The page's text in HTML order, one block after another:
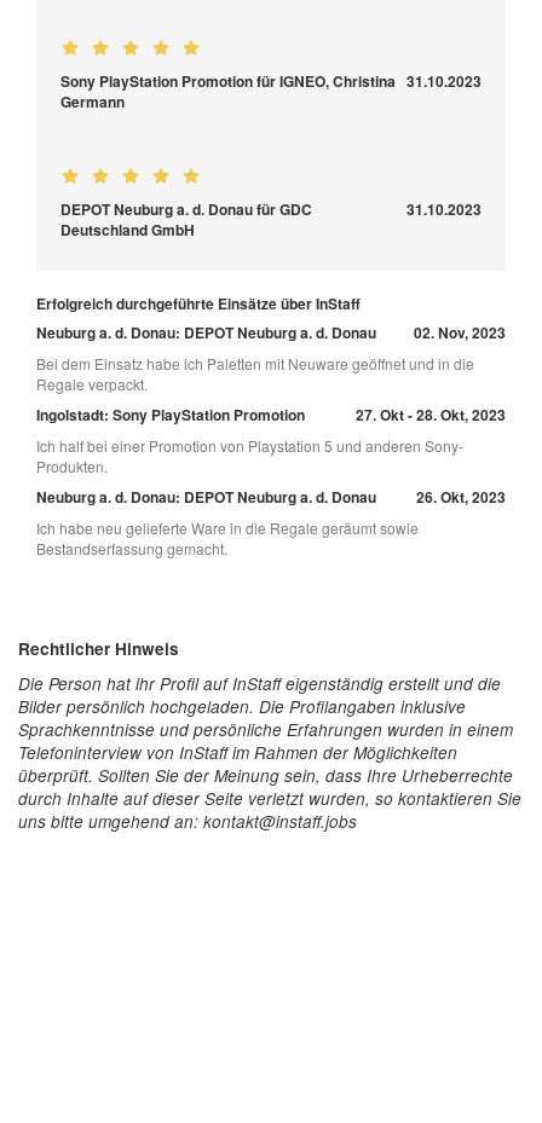
Sony PlayStation Promotion für IGNEO, Christina
Germann
31.10.2023
DEPOT Neuburg a. d. Donau für GDC
Deutschland GmbH
31.10.2023
Erfolgreich durchgeführte Einsätze über InStaff
Neuburg a. d. Donau: DEPOT Neuburg a. d. Donau
02. Nov, 2023
Bei dem Einsatz habe ich Paletten mit Neuware geöffnet und in die
Regale verpackt.
Ingolstadt: Sony PlayStation Promotion 27. Okt - 28. Okt, 2023
Ich half bei einer Promotion von Playstation 5 und anderen Sony-
Produkten.
Neuburg a. d. Donau: DEPOT Neuburg a. d. Donau 26. Okt, 2023
Ich habe neu gelieferte Ware in die Regale geräumt sowie
Bestandserfassung gemacht.
Rechtlicher Hinweis
Die Person hat ihr Profil auf InStaff eigenständig erstellt und die
Bilder persönlich hochgeladen. Die Profilangaben inklusive
Sprachkenntnisse und persönliche Erfahrungen wurden in einem
Telefoninterview von InStaff im Rahmen der Möglichkeiten
überprüft. Sollten Sie der Meinung sein, dass Ihre Urheberrechte
durch Inhalte auf dieser Seite verletzt wurden, so kontaktieren Sie
uns bitte umgehend an: kontakt@instaff.jobs